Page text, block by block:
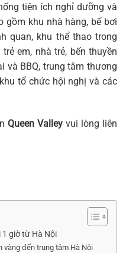
tiện ích nghỉ dưỡng và
gồm khu nhà hàng, bể bơi
quan, khu thể thao trong
em, nhà trẻ, bến thuyền
và BBQ, trung tâm thương
tổ chức hội nghị và các
Queen Valley vui lòng liên
1 giờ từ Hà Nội
vàng đến trung tâm Hà Nội